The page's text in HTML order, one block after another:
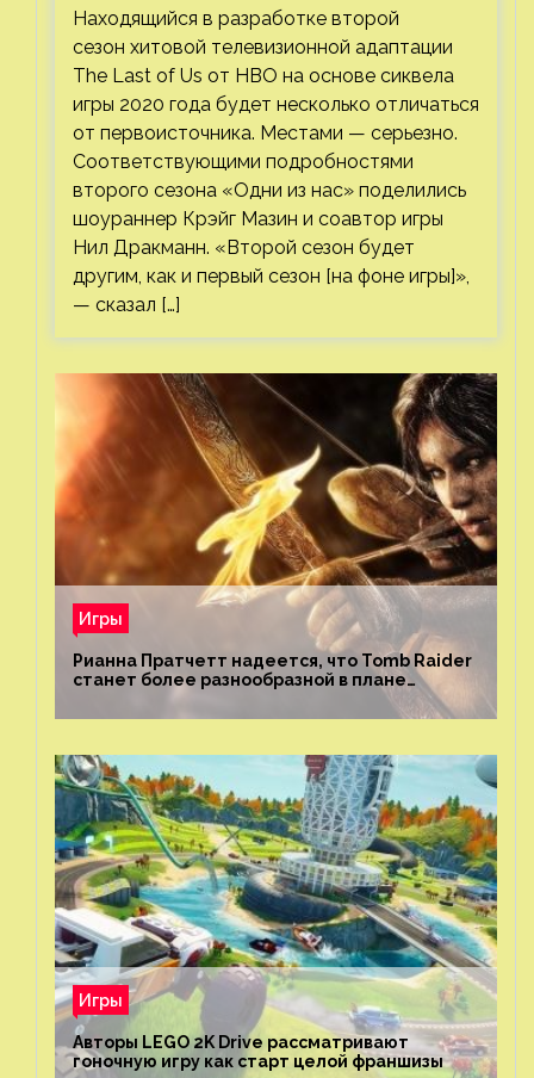
Находящийся в разработке второй
сезон хитовой телевизионной адаптации
The Last of Us от HBO на основе сиквела
игры 2020 года будет несколько отличаться
от первоисточника. Местами — серьезно.
Соответствующими подробностями
второго сезона «Одни из нас» поделились
шоураннер Крэйг Мазин и соавтор игры
Нил Дракманн. «Второй сезон будет
другим, как и первый сезон [на фоне игры]»,
— сказал […]
Игры
Рианна Пратчетт надеется, что Tomb Raider
станет более разнообразной в плане
репрезентации
Игры
Авторы LEGO 2K Drive рассматривают
гоночную игру как старт целой франшизы